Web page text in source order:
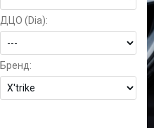
ДЦО (Dia):
Бренд: